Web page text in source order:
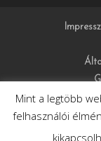
Mint a legtöbb
felhasználói